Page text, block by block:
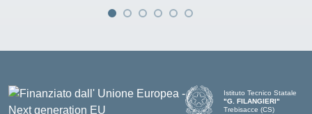
Istituto Tecnico Statale
"G. FILANGIERI"
Trebisacce (CS)